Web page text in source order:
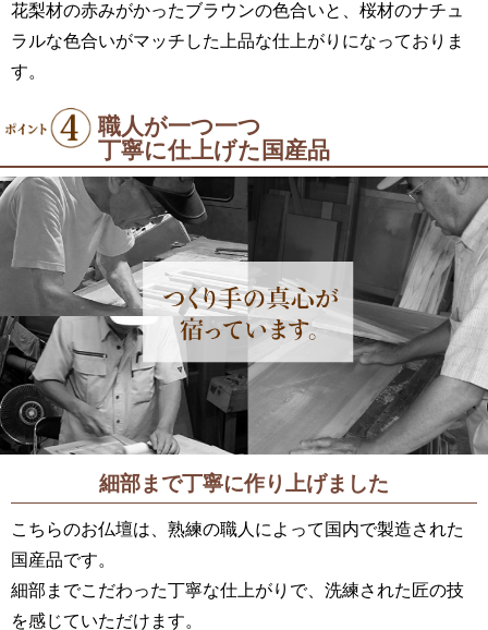
花梨材の赤みがかったブラウンの色合いと、桜材のナチュ
ラルな色合いがマッチした上品な仕上がりになっておりま
す。
職人が一つ一つ
丁寧に仕上げた国産品
細部まで丁寧に作り上げました
こちらのお仏壇は、熟練の職人によって国内で製造された
国産品です。
細部までこだわった丁寧な仕上がりで、洗練された匠の技
を感じていただけます。